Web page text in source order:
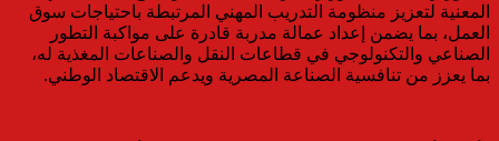
المعنية لتعزيز منظومة التدريب المهني المرتبطة باحتياجات سوق
العمل، بما يضمن إعداد عمالة مدربة قادرة على مواكبة التطور
الصناعي والتكنولوجي في قطاعات النقل والصناعات المغذية له،
بما يعزز من تنافسية الصناعة المصرية ويدعم الاقتصاد الوطني.